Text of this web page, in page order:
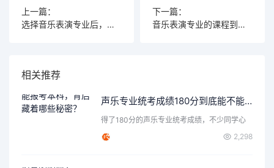
上一篇：
选择音乐表演专业后，我获得了哪些学位？揭秘私学与国立的不同之处！
下一篇：
音乐表演专业的课程到底有哪些，学完能带给你什么？
相关推荐
声乐专业统考成绩180分到底能不能报考本科，背后藏着哪些秘密？
得了180分的声乐专业统考成绩，不少同学心
里都会打个问号：这…
2,298